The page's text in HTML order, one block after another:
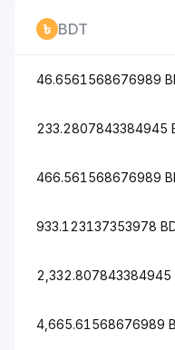
BDT
46.6561568676989
233.2807843384945
466.561568676989
933.123137353978
2,332.807843384945
4,665.61568676989